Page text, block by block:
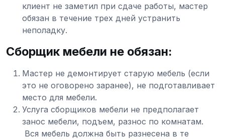
клиент не заметил при сдаче работы, мастер
обязан в течение трех дней устранить
неполадку.
Сборщик мебели не обязан:
Мастер не демонтирует старую мебель (если
это не оговорено заранее), не подготавливает
место для мебели.
Услуга сборщиков мебели не предполагает
занос мебели, подъем, разнос по комнатам.
Вся мебель должна быть разнесена в те